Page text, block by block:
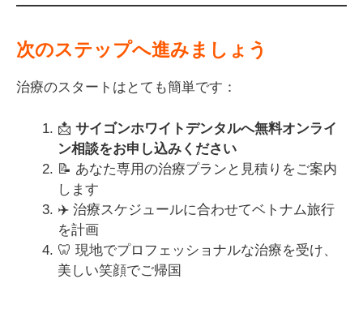
次のステップへ進みましょう
治療のスタートはとても簡単です：
📩 サイゴンホワイトデンタルへ無料オンライ
ン相談をお申し込みください
📝 あなた専用の治療プランと見積りをご案内
します
✈️ 治療スケジュールに合わせてベトナム旅行
を計画
🦷 現地でプロフェッショナルな治療を受け、
美しい笑顔でご帰国